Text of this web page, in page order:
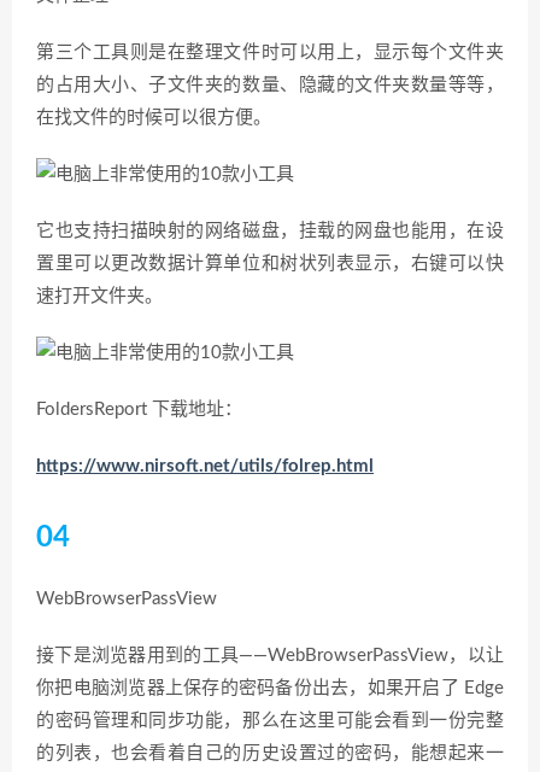
第三个工具则是在整理文件时可以用上，显示每个文件夹
的占用大小、子文件夹的数量、隐藏的文件夹数量等等，
在找文件的时候可以很方便。
它也支持扫描映射的网络磁盘，挂载的网盘也能用，在设
置里可以更改数据计算单位和树状列表显示，右键可以快
速打开文件夹。
FoldersReport 下载地址：
https://www.nirsoft.net/utils/folrep.html
04
WebBrowserPassView
接下是浏览器用到的工具——WebBrowserPassView，以让
你把电脑浏览器上保存的密码备份出去，如果开启了 Edge
的密码管理和同步功能，那么在这里可能会看到一份完整
的列表，也会看着自己的历史设置过的密码，能想起来一